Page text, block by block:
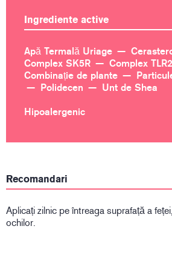
Ingrediente active
Apă Termală Uriage
Complex SK5R
Complex
Combinație de plante
Polidecen
Unt de Shea
Hipoalergenic
Recomandari
Aplicați zilnic pe întreaga suprafață a
ochilor.